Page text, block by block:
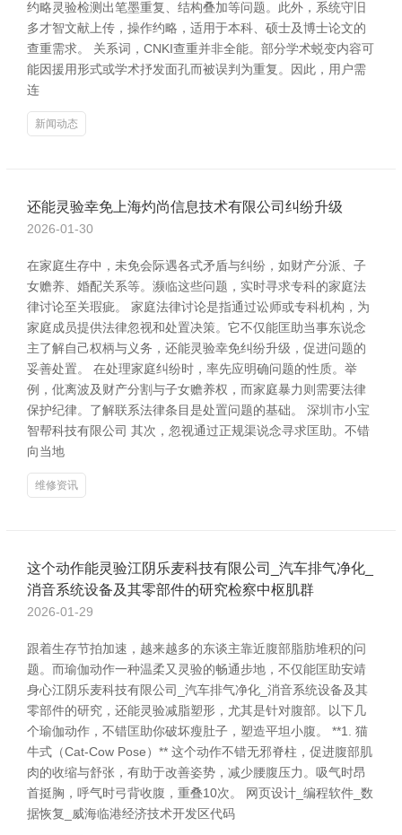
约略灵验检测出笔墨重复、结构叠加等问题。此外，系统守旧
多才智文献上传，操作约略，适用于本科、硕士及博士论文的
查重需求。 关系词，CNKI查重并非全能。部分学术蜕变内容可
能因援用形式或学术抒发面孔而被误判为重复。因此，用户需
连
新闻动态
还能灵验幸免上海灼尚信息技术有限公司纠纷升级
2026-01-30
在家庭生存中，未免会际遇各式矛盾与纠纷，如财产分派、子
女赡养、婚配关系等。濒临这些问题，实时寻求专科的家庭法
律讨论至关瑕疵。 家庭法律讨论是指通过讼师或专科机构，为
家庭成员提供法律忽视和处置决策。它不仅能匡助当事东说念
主了解自己权柄与义务，还能灵验幸免纠纷升级，促进问题的
妥善处置。 在处理家庭纠纷时，率先应明确问题的性质。举
例，仳离波及财产分割与子女赡养权，而家庭暴力则需要法律
保护纪律。了解联系法律条目是处置问题的基础。 深圳市小宝
智帮科技有限公司 其次，忽视通过正规渠说念寻求匡助。不错
向当地
维修资讯
这个动作能灵验江阴乐麦科技有限公司_汽车排气净化_
消音系统设备及其零部件的研究检察中枢肌群
2026-01-29
跟着生存节拍加速，越来越多的东谈主靠近腹部脂肪堆积的问
题。而瑜伽动作一种温柔又灵验的畅通步地，不仅能匡助安靖
身心江阴乐麦科技有限公司_汽车排气净化_消音系统设备及其
零部件的研究，还能灵验减脂塑形，尤其是针对腹部。以下几
个瑜伽动作，不错匡助你破坏瘦肚子，塑造平坦小腹。 **1. 猫
牛式（Cat-Cow Pose）** 这个动作不错无邪脊柱，促进腹部肌
肉的收缩与舒张，有助于改善姿势，减少腰腹压力。吸气时昂
首挺胸，呼气时弓背收腹，重叠10次。 网页设计_编程软件_数
据恢复_威海临港经济技术开发区代码